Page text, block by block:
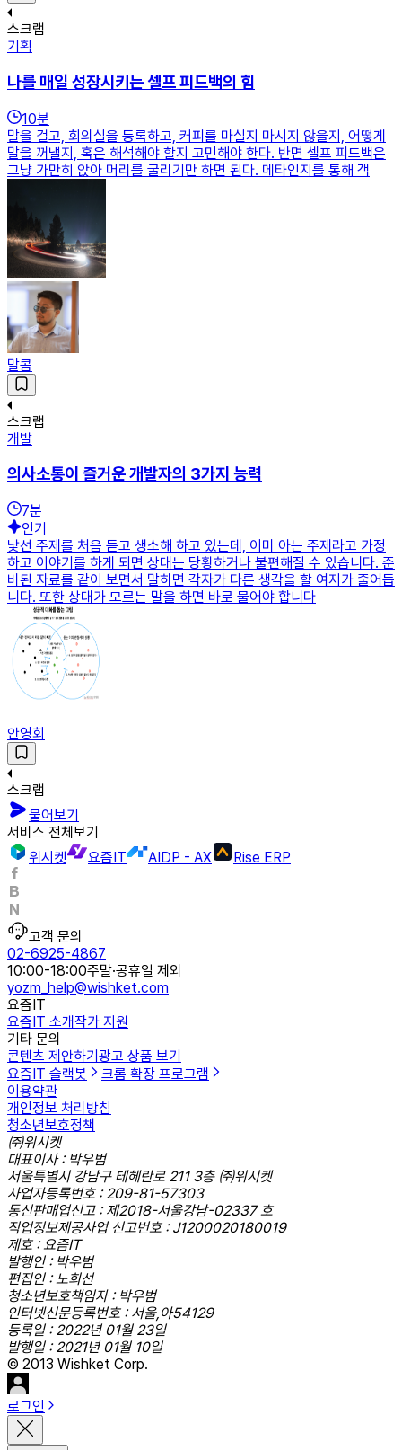
스크랩
기획
나를 매일 성장시키는 셀프 피드백의 힘
10분
말을 걸고, 회의실을 등록하고, 커피를 마실지 마시지 않을지, 어떻게
말을 꺼낼지, 혹은 해석해야 할지 고민해야 한다. 반면 셀프 피드백은
그냥 가만히 앉아 머리를 굴리기만 하면 된다. 메타인지를 통해 객
말콤
스크랩
개발
의사소통이 즐거운 개발자의 3가지 능력
7분
인기
낯선 주제를 처음 듣고 생소해 하고 있는데, 이미 아는 주제라고 가정
하고 이야기를 하게 되면 상대는 당황하거나 불편해질 수 있습니다. 준
비된 자료를 같이 보면서 말하면 각자가 다른 생각을 할 여지가 줄어듭
니다. 또한 상대가 모르는 말을 하면 바로 물어야 합니다
안영회
스크랩
물어보기
서비스 전체보기
위시켓
요즘IT AIDP - AX Rise ERP
고객 문의
02-6925-4867
10:00-18:00주말·공휴일 제외
yozm_help@wishket.com
요즘IT
요즘IT 소개작가 지원
기타 문의
콘텐츠 제안하기 광고 상품 보기
요즘IT 슬랙봇
크롬 확장 프로그램
이용약관
개인정보 처리방침
청소년보호정책
㈜위시켓
대표이사 : 박우범
서울특별시 강남구 테헤란로 211 3층 ㈜위시켓
사업자등록번호 : 209-81-57303
통신판매업신고 : 제2018-서울강남-02337 호
직업정보제공사업 신고번호 : J1200020180019
제호 : 요즘IT
발행인 : 박우범
편집인 : 노희선
청소년보호책임자 : 박우범
인터넷신문등록번호 : 서울,아54129
등록일 : 2022년 01월 23일
발행일 : 2021년 01월 10일
© 2013 Wishket Corp.
로그인